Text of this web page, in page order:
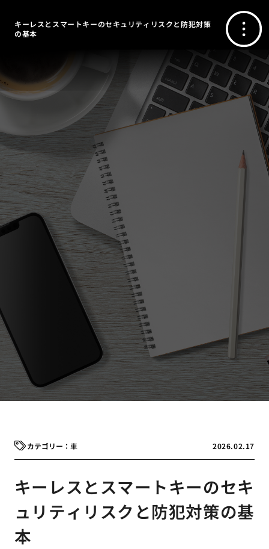
キーレスとスマートキーのセキュリティリスクと防犯対策
の基本
2026.02.17
車
キーレスとスマートキーのセキ
ュリティリスクと防犯対策の基
本